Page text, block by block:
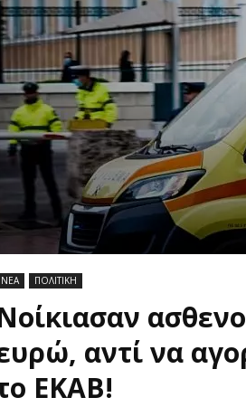
ΝΕΑ ΠΟΛΙΤΙΚΗ
αντί να
ΕΚΑΒ!